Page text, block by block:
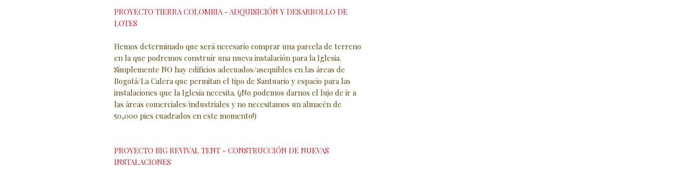
PROYECTO TIERRA COLOMBIA - ADQUISICIÓN Y DESARROLLO DE
LOTES
Hemos determinado que será necesario comprar una parcela de terreno
en la que podremos construir una nueva instalación para la Iglesia.
Simplemente NO hay edificios adecuados/asequibles en las áreas de
Bogotá/La Calera que permitan el tipo de Santuario y espacio para las
instalaciones que la Iglesia necesita. (¡No podemos darnos el lujo de ir a
las áreas comerciales/industriales y no necesitamos un almacén de
50,000 pies cuadrados en este momento!)
PROYECTO BIG REVIVAL TENT - CONSTRUCCIÓN DE NUEVAS
INSTALACIONES